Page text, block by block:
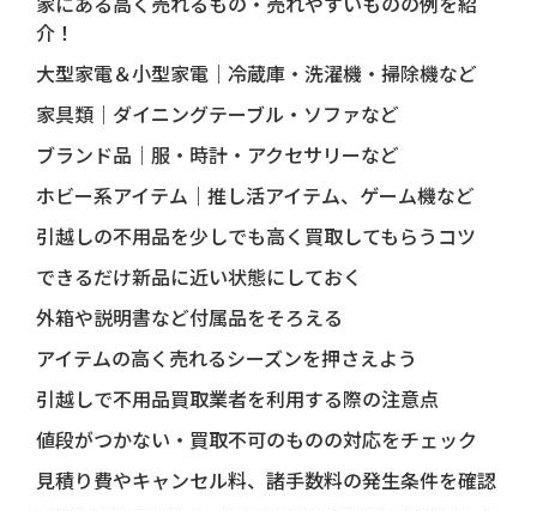
介！
大型家電＆小型家電｜冷蔵庫・洗濯機・掃除機など
家具類｜ダイニングテーブル・ソファなど
ブランド品｜服・時計・アクセサリーなど
ホビー系アイテム｜推し活アイテム、ゲーム機など
引越しの不用品を少しでも高く買取してもらうコツ
できるだけ新品に近い状態にしておく
外箱や説明書など付属品をそろえる
アイテムの高く売れるシーズンを押さえよう
引越しで不用品買取業者を利用する際の注意点
値段がつかない・買取不可のものの対応をチェック
見積り費やキャンセル料、諸手数料の発生条件を確認